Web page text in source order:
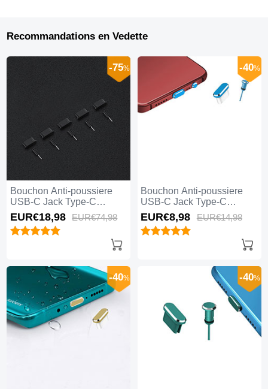
Recommandations en Vedette
Bouchon Anti-poussiere
USB-C Jack Type-C
Universel 5PCS H02 pour
Apple iPhone 15 Plus Noir
-75%
EUR€18,98 EUR€74,98
Bouchon Anti-poussiere
USB-C Jack Type-C
Universel H17 pour Apple
iPhone 15 Plus Bleu
-40%
EUR€8,98 EUR€14,98
-40% -40%